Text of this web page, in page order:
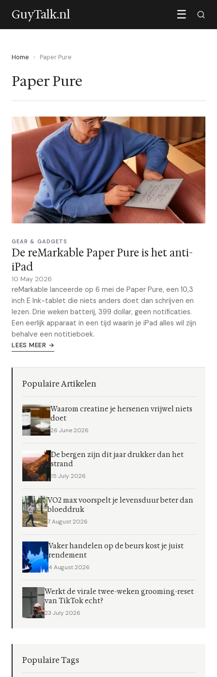
GuyTalk.nl ☰
Home › Paper Pure
Paper Pure
GEAR & GADGETS
De reMarkable Paper Pure is het anti-
iPad
10 May 2026
reMarkable lanceerde op 6 mei de Paper Pure, een 10,3
inch E Ink-tablet die niets anders doet dan schrijven en
lezen. Drie weken batterij, 399 dollar, geen notificaties.
Een eerlijk apparaat in een tijd waarin je iPad alles wil zijn
behalve een notitieboek.
LEES MEER →
Populaire Artikelen
Waarom creatine je hersenen vrijwel niets
doet
26 June 2026
De bergen zijn dit jaar drukker dan het
strand
15 July 2026
VO2 max voorspelt je levensduur beter dan
bloeddruk
7 August 2026
Vaker handelen op de beurs kost je juist
rendement
4 August 2026
Werkt de virale twee-weken grooming-reset
van TikTok echt?
23 July 2026
Populaire Tags